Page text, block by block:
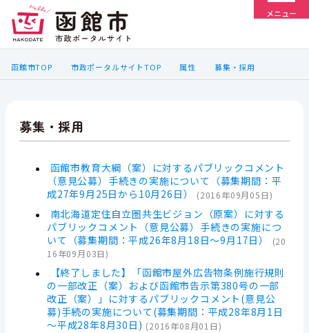
メニュー
函館市TOP 市政ポータルサイトTOP 属性 募集・採用
募集・採用
函館市教育大綱（案）に対するパブリックコメント
（意見公募）手続きの実施について（募集期間：平
成27年9月25日から10月26日）
(2016年09月05日)
南北海道定住自立圏共生ビジョン（原案）に対する
パブリックコメント（意見公募）手続きの実施につ
いて（募集期間：平成26年8月18日～9月17日）
(20
16年09月03日)
【終了しました】「函館市屋外広告物条例施行規則
の一部改正（案）および函館市告示第380号の一部
改正（案）」に対するパブリックコメント(意見公
募)手続の実施について(募集期間：平成28年8月1日
～平成28年8月30日) (2016年08月01日)